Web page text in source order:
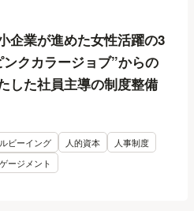
企業が進めた女性活躍の3
クカラージョブ”からの
した社員主導の制度整備
ビーイング 人的資本
人事制度
ージメント